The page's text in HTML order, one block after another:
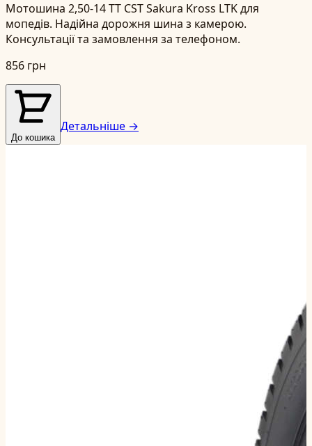
Мотошина 2,50-14 TT CST Sakura Kross LTK для
мопедів. Надійна дорожня шина з камерою.
Консультації та замовлення за телефоном.
856 грн
До кошика
Детальніше →